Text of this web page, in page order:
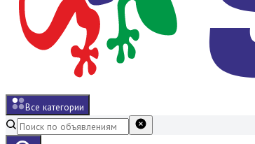
Все категории